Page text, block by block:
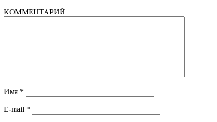
КОММЕНТАРИЙ
Имя *
E-mail *